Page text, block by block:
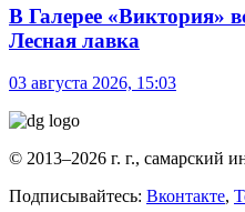
В Галерее «Виктория»
Лесная лавка
03 августа 2026, 15:03
© 2013–2026 г. г., самарский
Подписывайтесь: Вконтакте,